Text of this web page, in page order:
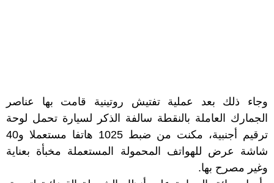
وجاء ذلك بعد عملية تفتيش روتينية قامت بها عناصر
الجمارك العاملة بالنقطة سالفة الذكر لسيارة تحمل لوحة
ترقيم أجنبية، مكنت من ضبط 1025 هاتفا مستعملا و40
شاشة عرض للهواتف المحمولة المستعملة مخبأة بعناية
وغير مصرح بها.